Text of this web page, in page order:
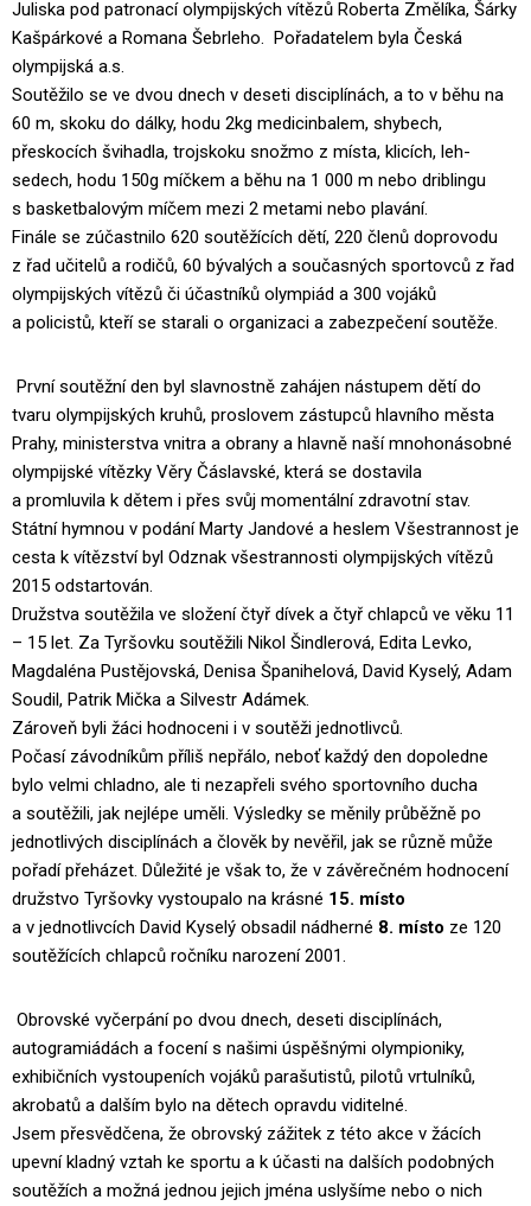
Juliska pod patronací olympijských vítězů Roberta Změlíka, Šárky
Kašpárkové a Romana Šebrleho. Pořadatelem byla Česká
olympijská a.s.
Soutěžilo se ve dvou dnech v deseti disciplínách, a to v běhu na
60 m, skoku do dálky, hodu 2kg medicinbalem, shybech,
přeskocích švihadla, trojskoku snožmo z místa, klicích, leh-
sedech, hodu 150g míčkem a běhu na 1 000 m nebo driblingu
s basketbalovým míčem mezi 2 metami nebo plavání.
Finále se zúčastnilo 620 soutěžících dětí, 220 členů doprovodu
z řad učitelů a rodičů, 60 bývalých a současných sportovců z řad
olympijských vítězů či účastníků olympiád a 300 vojáků
a policistů, kteří se starali o organizaci a zabezpečení soutěže.
První soutěžní den byl slavnostně zahájen nástupem dětí do
tvaru olympijských kruhů, proslovem zástupců hlavního města
Prahy, ministerstva vnitra a obrany a hlavně naší mnohonásobné
olympijské vítězky Věry Čáslavské, která se dostavila
a promluvila k dětem i přes svůj momentální zdravotní stav.
Státní hymnou v podání Marty Jandové a heslem Všestrannost je
cesta k vítězství byl Odznak všestrannosti olympijských vítězů
2015 odstartován.
Družstva soutěžila ve složení čtyř dívek a čtyř chlapců ve věku 11
– 15 let. Za Tyršovku soutěžili Nikol Šindlerová, Edita Levko,
Magdaléna Pustějovská, Denisa Španihelová, David Kyselý, Adam
Soudil, Patrik Mička a Silvestr Adámek.
Zároveň byli žáci hodnoceni i v soutěži jednotlivců.
Počasí závodníkům příliš nepřálo, neboť každý den dopoledne
bylo velmi chladno, ale ti nezapřeli svého sportovního ducha
a soutěžili, jak nejlépe uměli. Výsledky se měnily průběžně po
jednotlivých disciplínách a člověk by nevěřil, jak se různě může
pořadí přeházet. Důležité je však to, že v závěrečném hodnocení
družstvo Tyršovky vystoupalo na krásné 15. místo
a v jednotlivcích David Kyselý obsadil nádherné 8. místo ze 120
soutěžících chlapců ročníku narození 2001.
Obrovské vyčerpání po dvou dnech, deseti disciplínách,
autogramiádách a focení s našimi úspěšnými olympioniky,
exhibičních vystoupeních vojáků parašutistů, pilotů vrtulníků,
akrobatů a dalším bylo na dětech opravdu viditelné.
Jsem přesvědčena, že obrovský zážitek z této akce v žácích
upevní kladný vztah ke sportu a k účasti na dalších podobných
soutěžích a možná jednou jejich jména uslyšíme nebo o nich